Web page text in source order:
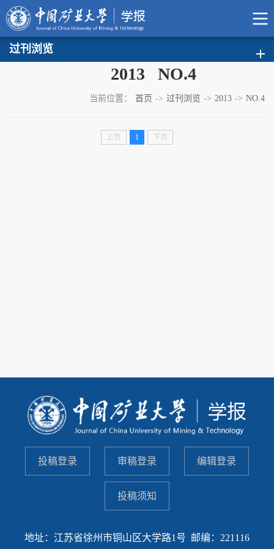
过刊浏览
2013 NO.4
当前位置： 首页 -> 过刊浏览 -> 2013 -> NO.4
上页 1 下页
投稿登录 审稿登录 编辑登录
投稿须知
地址：江苏省徐州市铜山区大学路1号 邮编：221116